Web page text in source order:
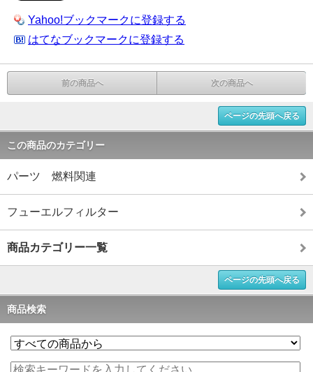
Yahoo!ブックマークに登録する
はてなブックマークに登録する
前の商品へ 次の商品へ
ページの先頭へ戻る
この商品のカテゴリー
パーツ 燃料関連
フューエルフィルター
商品カテゴリー一覧
ページの先頭へ戻る
商品検索